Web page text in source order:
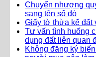
Chuyển nhượng
sang tên sổ đỏ
Giấy tờ thừa kế đất
Tư vấn tình huống
dụng đất liên quan
Không đăng ký